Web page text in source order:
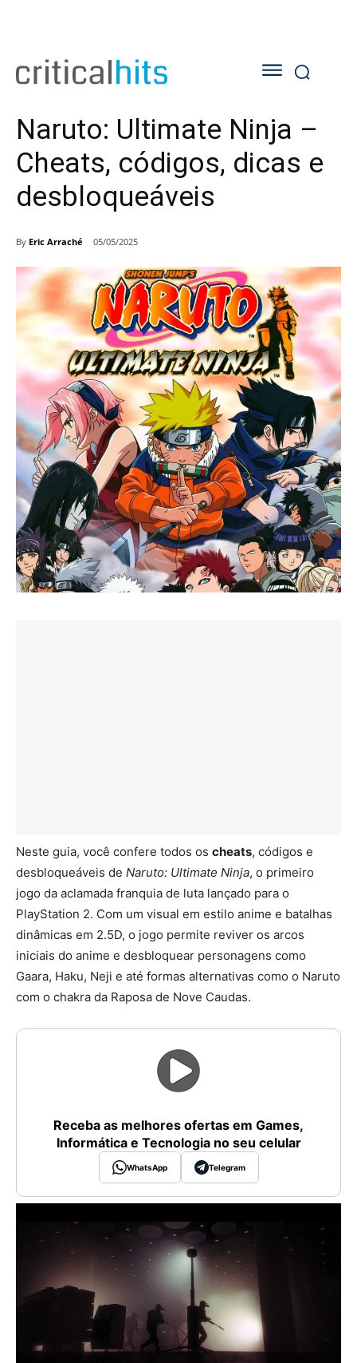
Naruto: Ultimate Ninja –
Cheats, códigos, dicas e
desbloqueáveis
By Eric Arraché 05/05/2025
Neste guia, você confere todos os cheats, códigos e
desbloqueáveis de Naruto: Ultimate Ninja, o primeiro
jogo da aclamada franquia de luta lançado para o
PlayStation 2. Com um visual em estilo anime e batalhas
dinâmicas em 2.5D, o jogo permite reviver os arcos
iniciais do anime e desbloquear personagens como
Gaara, Haku, Neji e até formas alternativas como o Naruto
com o chakra da Raposa de Nove Caudas.
Receba as melhores ofertas em Games,
Informática e Tecnologia no seu celular
WhatsApp Telegram